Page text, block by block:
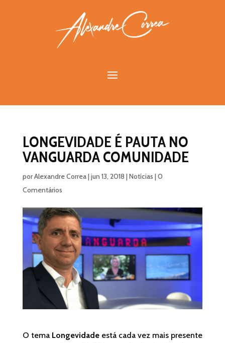
LONGEVIDADE É PAUTA NO
VANGUARDA COMUNIDADE
porAlexandre Correa|jun 13, 2018 |Notícias |0
Comentários
O tema Longevidadeestá cada vez mais presente